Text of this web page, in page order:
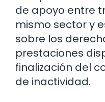
de apoyo entre
mismo sector y
sobre los
prestaciones
finalización del
de inactividad.